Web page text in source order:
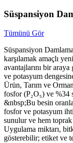
Süspansiyon
Tümünü Gör
Süspansiyon
karşılamak amaçlı
avantajlarını bir
ve potasyum
Ürün, Tarım ve
fosfor (P₂O₅) ve %34
&nbsp;Bu besin
fosfor ve potasyum
sunulur ve hem
Uygulama miktarı,
gösterebilir; etiket ve